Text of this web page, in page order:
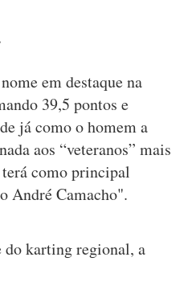
em destaque na
39,5 pontos e
já como o homem a
aos “veteranos” mais
como principal
André Camacho".
karting regional, a